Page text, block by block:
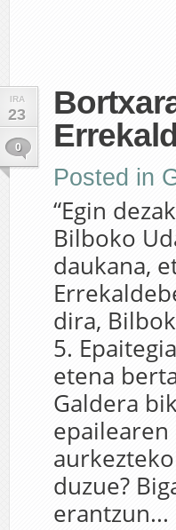
IRA
23
0
Posted in
“Egin
Bilboko
daukana,
dira,
5.
etena
Galdera
duzue?
erantzun...